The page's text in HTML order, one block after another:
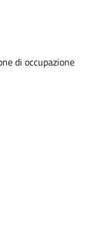
di occupazione